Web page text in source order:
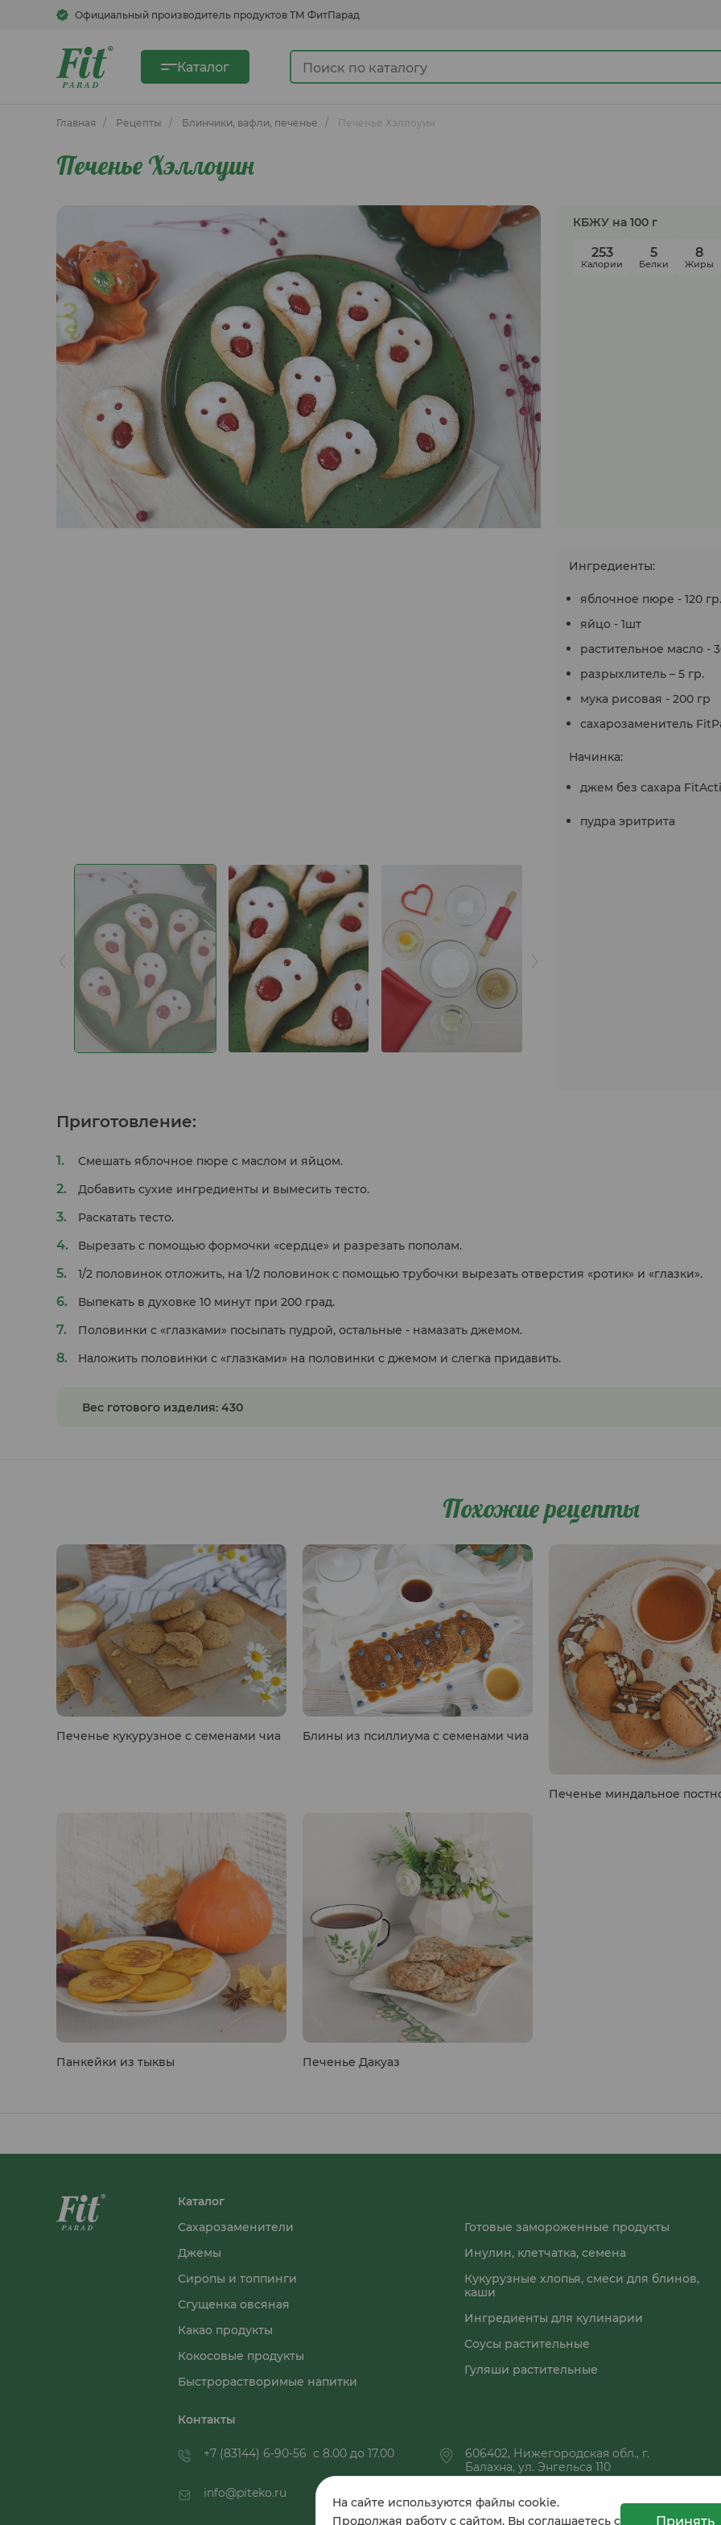
Официальный производитель продуктов ТМ ФитПарад
Сахарозаменители
Какао продукты
Быстрорастворимые напитки Готовые замороженные продукты
Кукурузные хлопья, смеси для
блинов, каши
Ингредиенты для кулинарии
Гуляши растительные
Каталог
Главная Рецепты Блинчики, вафли, печенье Печенье Хэллоуин
Печенье Хэллоуин
КБЖУ на 100 г
253
Калории
5
Белки
8
Жиры
Ингредиенты:
яблочное пюре - 120 гр.
яйцо - 1шт
растительное масло -
разрыхлитель – 5 гр.
мука рисовая - 200 гр
сахарозаменитель
Начинка:
джем без сахара
пудра эритрита
Приготовление:
Смешать яблочное пюре с маслом и яйцом.
Добавить сухие ингредиенты и вымесить тесто.
Раскатать тесто.
Вырезать с помощью формочки «сердце» и разрезать пополам.
1/2 половинок отложить, на 1/2 половинок с помощью трубочки вырезать отверстия «ротик» и «глазки».
Выпекать в духовке 10 минут при 200 град.
Половинки с «глазками» посыпать пудрой, остальные - намазать джемом.
Наложить половинки с «глазками» на половинки с джемом и слегка придавить.
Вес готового изделия: 430
Похожие рецепты
Печенье кукурузное с семенами чиа Блины из псиллиума с семенами чиа
Печенье миндальное
Панкейки из тыквы Печенье Дакуаз
Каталог
Сахарозаменители
Джемы
Сиропы и топпинги
Сгущенка овсяная
Какао продукты
Кокосовые продукты
Быстрорастворимые напитки
Готовые замороженные продукты
Инулин, клетчатка, семена
Кукурузные хлопья, смеси для блинов,
каши
Ингредиенты для кулинарии
Соусы растительные
Гуляши растительные
Контакты
+7 (83144) 6-90-56 с 8.00 до 17.00
info@piteko.ru
606402, Нижегородская обл., г.
Балахна, ул. Энгельса 110
На сайте используются файлы cookie.
Продолжая работу с сайтом, Вы соглашаетесь с
Принять